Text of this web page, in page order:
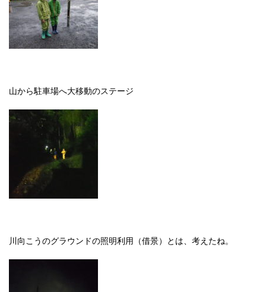
山から駐車場へ大移動のステージ
川向こうのグラウンドの照明利用（借景）とは、考えたね。